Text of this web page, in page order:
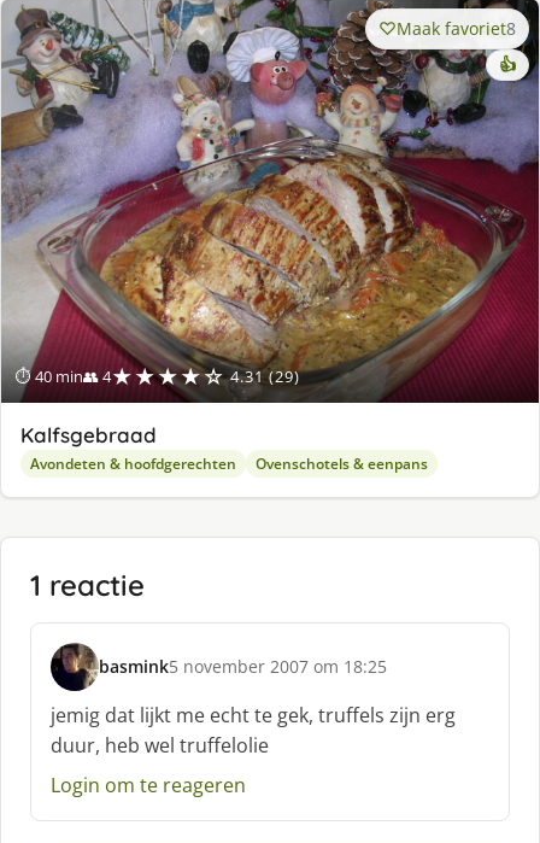
⏱ 40 min👥 4★★★★☆ 4.31 (29)
Maak favoriet8
👍
Kalfsgebraad
Avondeten & hoofdgerechten Ovenschotels & eenpans
1 reactie
basmink
s
c
h
r
e
5 november 2007 om 18:25
jemig dat lijkt me echt te gek, truffels zijn erg
duur, heb wel truffelolie
Login om te reageren